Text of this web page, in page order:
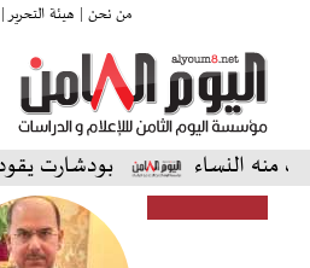
من نحن | هيئة
بودشارت يقود آلاف